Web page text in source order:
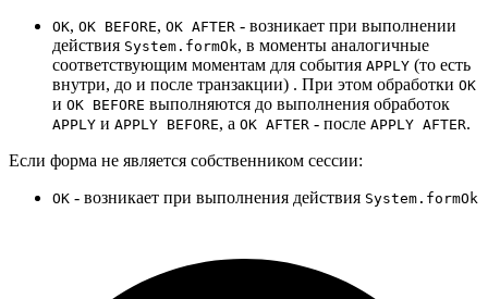
OK, OK BEFORE, OK AFTER - возникает при выполнении
действия System.formOk, в моменты аналогичные
соответствующим моментам для события APPLY (то есть
внутри, до и после транзакции) . При этом обработки OK
и OK BEFORE выполняются до выполнения обработок
APPLY и APPLY BEFORE, а OK AFTER - после APPLY AFTER.
Если форма не является собственником сессии:
OK - возникает при выполнения действия System.formOk